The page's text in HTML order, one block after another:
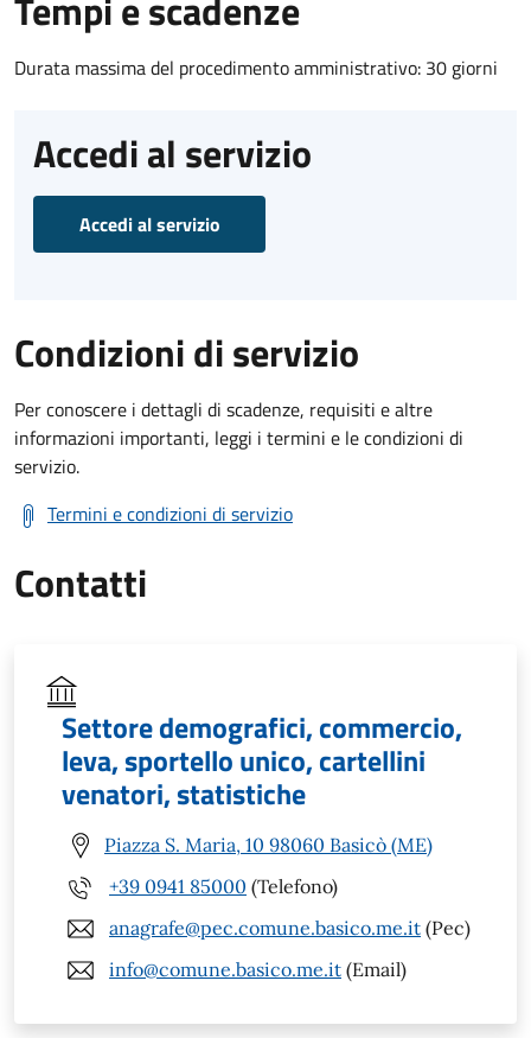
Durata massima del procedimento amministrativo: 30 giorni
Accedi al servizio
Accedi al servizio
Condizioni di servizio
Per conoscere i dettagli di scadenze, requisiti e altre
informazioni importanti, leggi i termini e le condizioni di
servizio.
Termini e condizioni di servizio
Contatti
Settore demografici, commercio,
leva, sportello unico, cartellini
venatori, statistiche
Piazza S. Maria, 10 98060 Basicò (ME)
+39 0941 85000 (Telefono)
anagrafe@pec.comune.basico.me.it (Pec)
info@comune.basico.me.it (Email)